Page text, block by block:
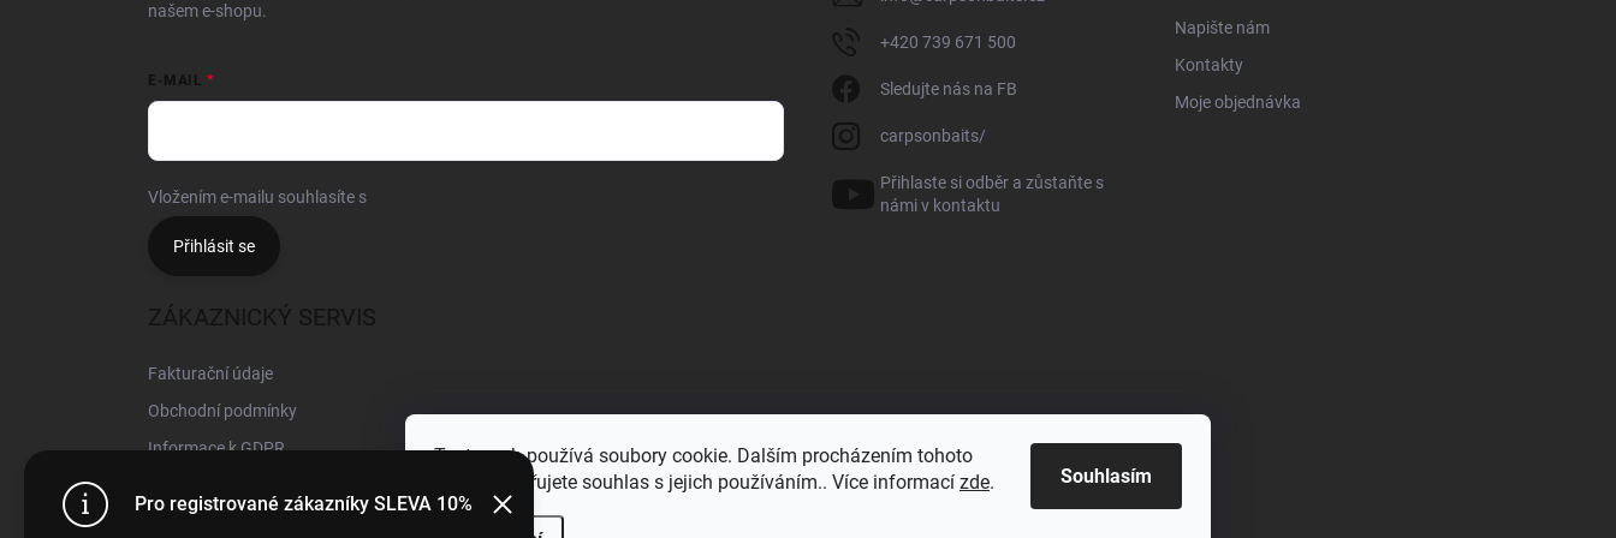
Tento web používá soubory cookie. Dalším procházením tohoto
webu vyjadřujete souhlas s jejich používáním.. Více informací zde. Souhlasím
Pro registrované zákazníky SLEVA 10%
našem e-shopu.
E-MAIL
Vložením e-mailu souhlasíte s
Přihlásit se
+420 739 671 500
Sledujte nás na FB
carpsonbaits/
Přihlaste si odběr a zůstaňte s
námi v kontaktu
Napište nám
Kontakty
Moje objednávka
ZÁKAZNICKÝ SERVIS
Fakturační údaje
Obchodní podmínky
Informace k GDPR